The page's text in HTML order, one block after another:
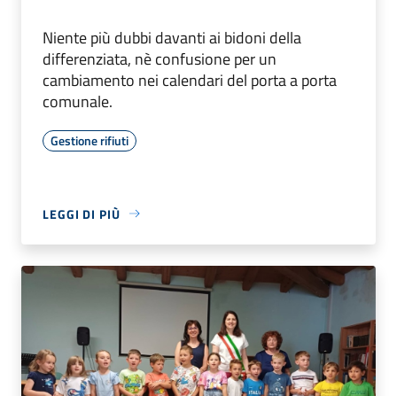
Niente più dubbi davanti ai bidoni della
differenziata, nè confusione per un
cambiamento nei calendari del porta a porta
comunale.
Gestione rifiuti
LEGGI DI PIÙ